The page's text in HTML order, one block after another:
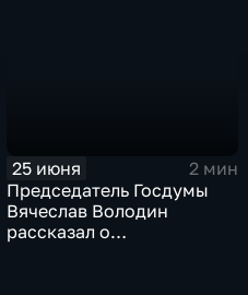
25 июня
2 мин
Председатель Госдумы
Вячеслав Володин
рассказал о